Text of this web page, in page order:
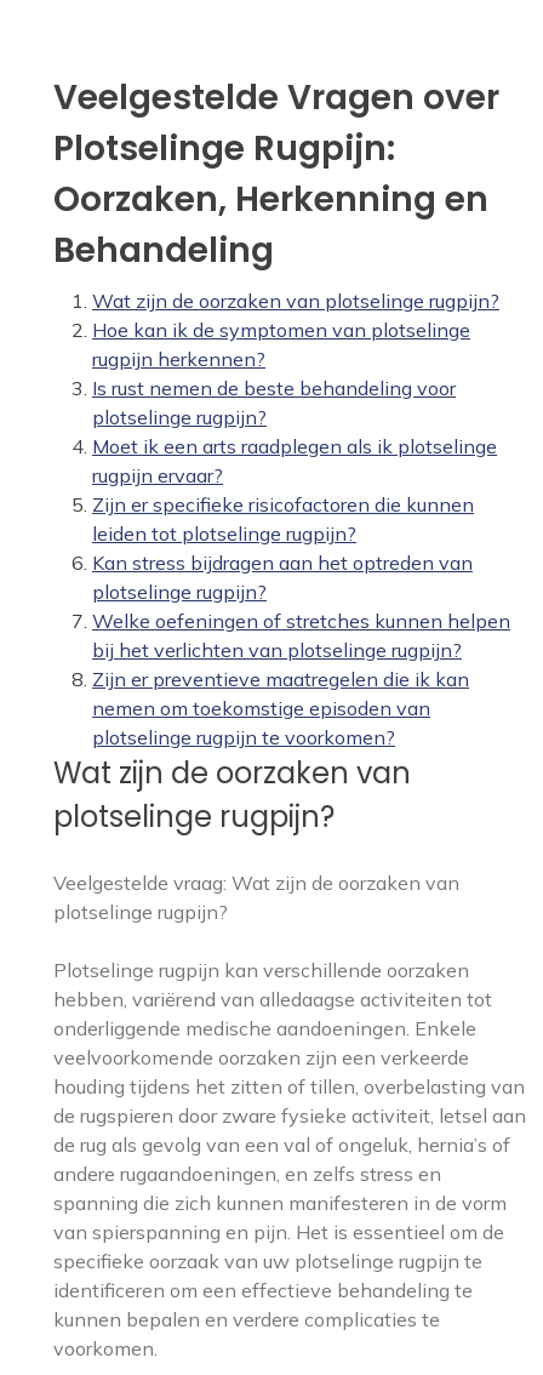
Veelgestelde Vragen over
Plotselinge Rugpijn:
Oorzaken, Herkenning en
Behandeling
Wat zijn de oorzaken van plotselinge rugpijn?
Hoe kan ik de symptomen van plotselinge
rugpijn herkennen?
Is rust nemen de beste behandeling voor
plotselinge rugpijn?
Moet ik een arts raadplegen als ik plotselinge
rugpijn ervaar?
Zijn er specifieke risicofactoren die kunnen
leiden tot plotselinge rugpijn?
Kan stress bijdragen aan het optreden van
plotselinge rugpijn?
Welke oefeningen of stretches kunnen helpen
bij het verlichten van plotselinge rugpijn?
Zijn er preventieve maatregelen die ik kan
nemen om toekomstige episoden van
plotselinge rugpijn te voorkomen?
Wat zijn de oorzaken van
plotselinge rugpijn?
Veelgestelde vraag: Wat zijn de oorzaken van
plotselinge rugpijn?
Plotselinge rugpijn kan verschillende oorzaken
hebben, variërend van alledaagse activiteiten tot
onderliggende medische aandoeningen. Enkele
veelvoorkomende oorzaken zijn een verkeerde
houding tijdens het zitten of tillen, overbelasting van
de rugspieren door zware fysieke activiteit, letsel aan
de rug als gevolg van een val of ongeluk, hernia’s of
andere rugaandoeningen, en zelfs stress en
spanning die zich kunnen manifesteren in de vorm
van spierspanning en pijn. Het is essentieel om de
specifieke oorzaak van uw plotselinge rugpijn te
identificeren om een effectieve behandeling te
kunnen bepalen en verdere complicaties te
voorkomen.